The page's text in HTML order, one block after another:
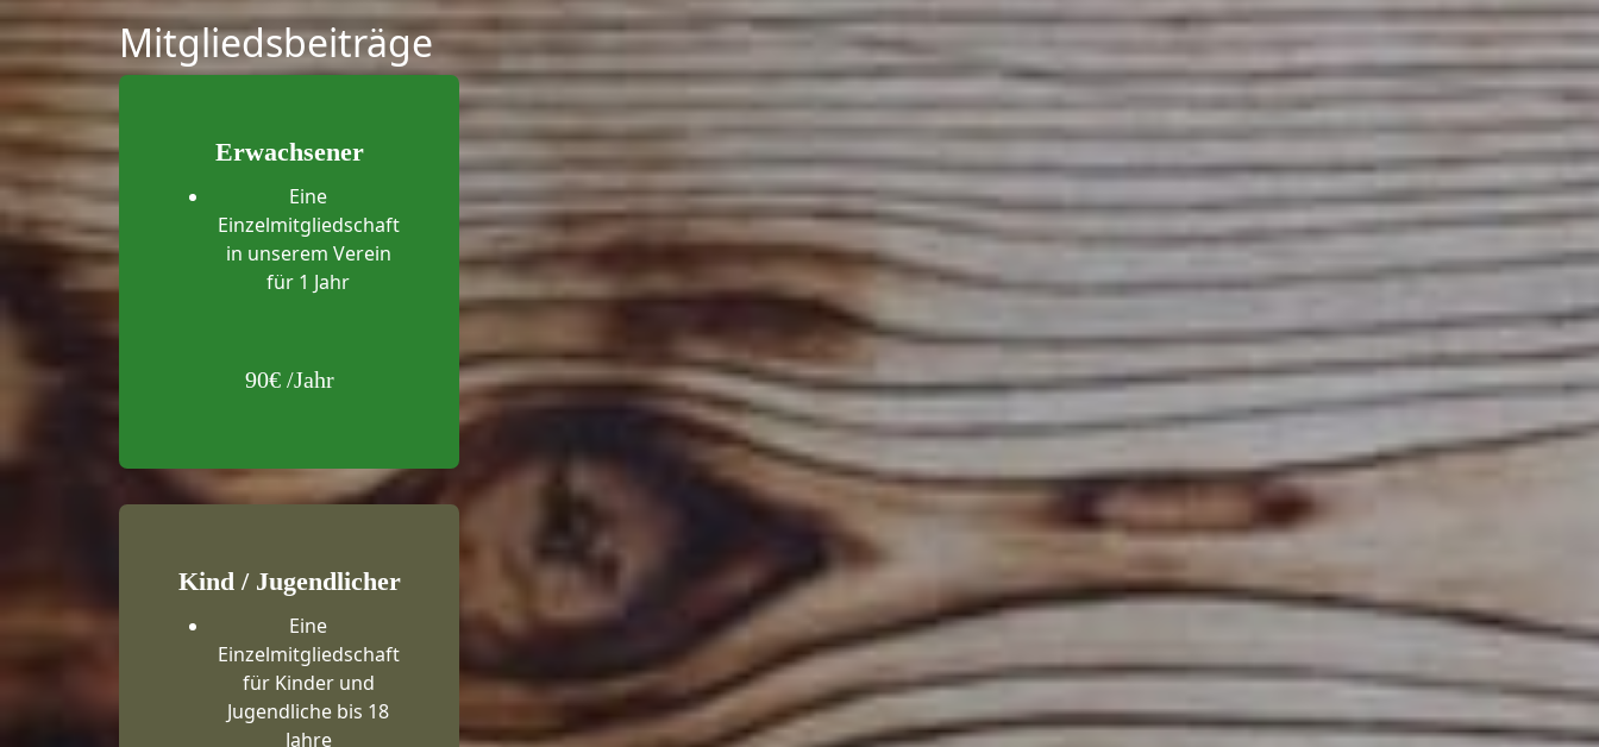
Mitgliedsbeiträge
Erwachsener
Eine
Einzelmitgliedschaft
in unserem Verein
für 1 Jahr
90€ /Jahr
Kind / Jugendlicher
Eine
Einzelmitgliedschaft
für Kinder und
Jugendliche bis 18
Jahre